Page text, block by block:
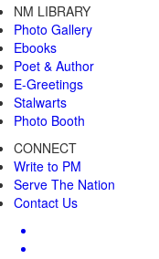
NM LIBRARY
Photo Gallery
Ebooks
Poet & Author
E-Greetings
Stalwarts
Photo Booth
CONNECT
Write to PM
Serve The Nation
Contact Us